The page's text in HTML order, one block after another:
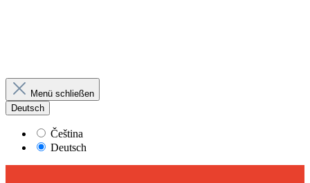
Menü schließen
Deutsch
Čeština
Deutsch